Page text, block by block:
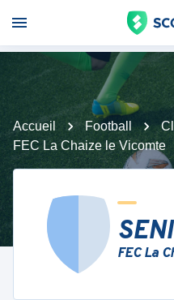
Accueil Football
FEC La Chaize le Vicomte
FEC La